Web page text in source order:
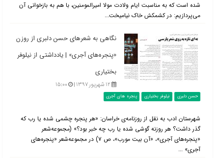
شده است که به مناسبت ایام ولادت مولا امیرالمومنین، با هم به بازخوانی آن
می‌پردازیم: در کشمکش خاک نیامیخت...
نگاهی به شعرهای حسن دلبری از روزن
«پنجره‌های آجری» | یادداشتی از نیلوفر
بختیاری
۱۲ شهریور ۱۳۹۷ | ۱۵:۰۰
حسن دلبری نیلوفر بختیاری پنجره های آجری
شهرستان ادب به نقل از روزنامه‌ی خراسان: «هر پنجره چشمی شده یا رب که
گذر داشت؟ هر روزنه گوشی شده یا رب چه خبر بود؟» (مجموعه‌شعر
«پنجر‌ه‌های آجری»، «آن بیت مورب»، ص ۷) در مجموعه‌شعر «پنجره‌های
آجری» ...